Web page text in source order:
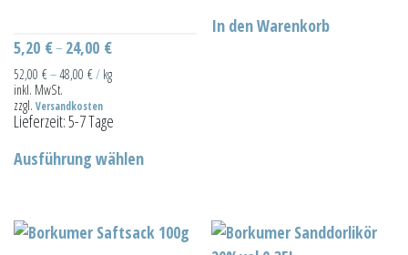
5,20 €– 24,00 €
52,00 €–48,00 €/ kg
inkl. MwSt.
zzgl. Versandkosten
Lieferzeit:5-7 Tage
Ausführung wählenProdukt
Varianten
In den Warenkorb